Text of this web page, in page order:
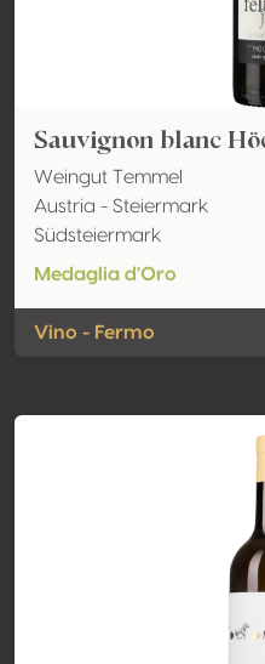
Sauvignon blanc
Weingut Temmel
Austria - Steiermark
Südsteiermark
Medaglia d'Oro
Vino - Fermo